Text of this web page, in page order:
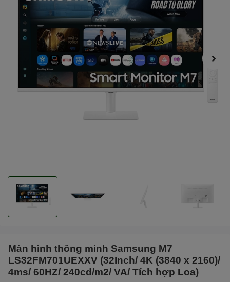
Màn hình thông minh Samsung M7
LS32FM701UEXXV (32Inch/ 4K (3840 x 2160)/
4ms/ 60HZ/ 240cd/m2/ VA/ Tích hợp Loa)